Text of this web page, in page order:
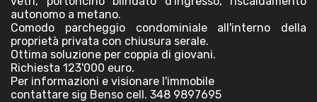
autonomo a metano.
Comodo parcheggio condominiale all'interno della
proprietà privata con chiusura serale.
Ottima soluzione per coppia di giovani.
Richiesta 123'000 euro.
Per informazioni e visionare l'immobile
contattare sig Benso cell. 348 9897695